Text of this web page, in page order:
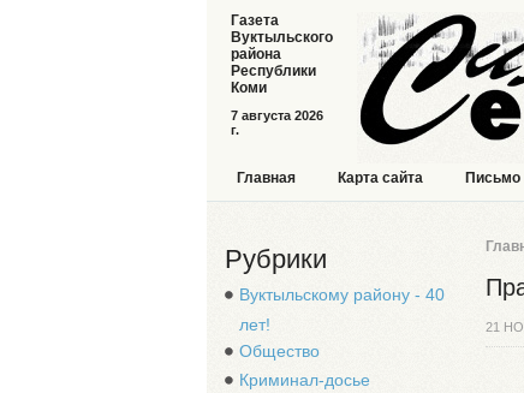
7 августа 2026
г.
Газета
Вуктыльского
района
Республики
Коми
Главная Карта сайта Письмо
Рубрики
Вуктыльскому району - 40
лет!
Общество
Криминал-досье
21